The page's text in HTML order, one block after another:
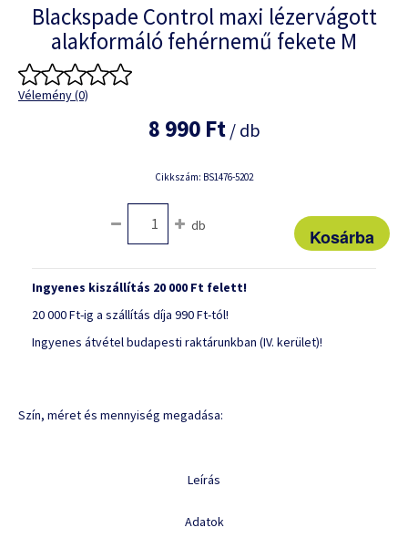
Blackspade Control maxi lézervágott
alakformáló fehérnemű fekete M
Vélemény (0)
8 990 Ft/ db
Cikkszám: BS1476-5202
db
Ingyenes kiszállítás 20 000 Ft felett!
20 000 Ft-ig a szállítás díja 990 Ft-tól!
Ingyenes átvétel budapesti raktárunkban (IV. kerület)!
Szín, méret és mennyiség megadása:
Leírás
Adatok